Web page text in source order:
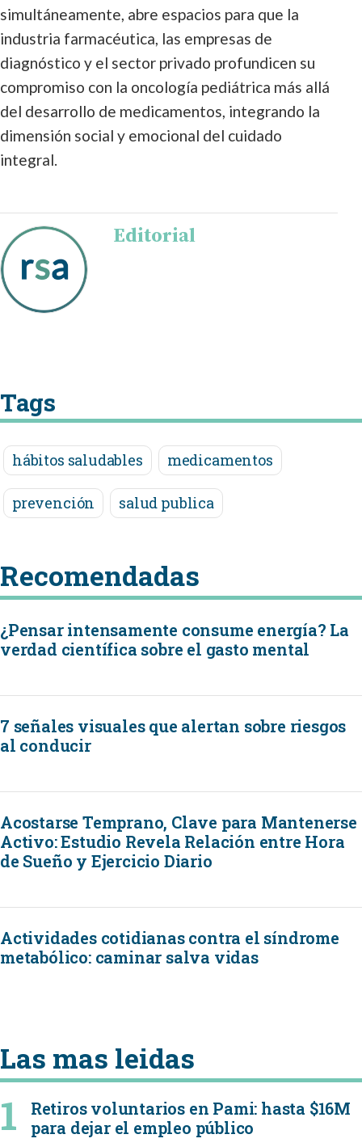
simultáneamente, abre espacios para que la
industria farmacéutica, las empresas de
diagnóstico y el sector privado profundicen su
compromiso con la oncología pediátrica más allá
del desarrollo de medicamentos, integrando la
dimensión social y emocional del cuidado
integral.
Editorial
Tags
hábitos saludables medicamentos
prevención salud publica
Recomendadas
¿Pensar intensamente consume energía? La
verdad científica sobre el gasto mental
7 señales visuales que alertan sobre riesgos
al conducir
Acostarse Temprano, Clave para Mantenerse
Activo: Estudio Revela Relación entre Hora
de Sueño y Ejercicio Diario
Actividades cotidianas contra el síndrome
metabólico: caminar salva vidas
Las mas leidas
Retiros voluntarios en Pami: hasta $16M
para dejar el empleo público